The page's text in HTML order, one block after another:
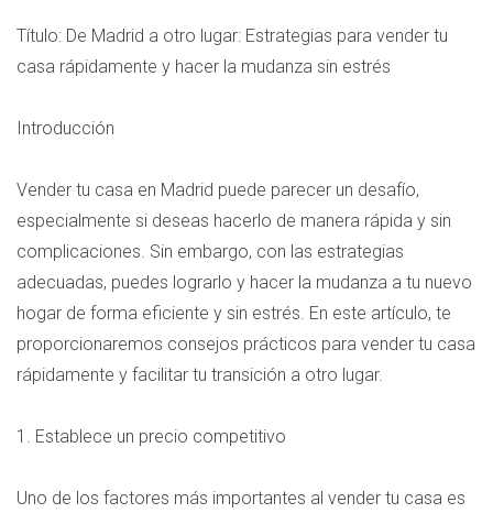
Título: De Madrid a otro lugar: Estrategias para vender tu
casa rápidamente y hacer la mudanza sin estrés
Introducción
Vender tu casa en Madrid puede parecer un desafío,
especialmente si deseas hacerlo de manera rápida y sin
complicaciones. Sin embargo, con las estrategias
adecuadas, puedes lograrlo y hacer la mudanza a tu nuevo
hogar de forma eficiente y sin estrés. En este artículo, te
proporcionaremos consejos prácticos para vender tu casa
rápidamente y facilitar tu transición a otro lugar.
1. Establece un precio competitivo
Uno de los factores más importantes al vender tu casa es